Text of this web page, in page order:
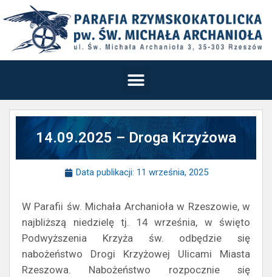
14.09.2025 – Droga Krzyżowa
Data publikacji: 11 września, 2025
W Parafii św. Michała Archanioła w Rzeszowie, w
najbliższą niedzielę tj. 14 września, w święto
Podwyższenia Krzyża św. odbędzie się
nabożeństwo Drogi Krzyżowej Ulicami Miasta
Rzeszowa. Nabożeństwo rozpocznie się